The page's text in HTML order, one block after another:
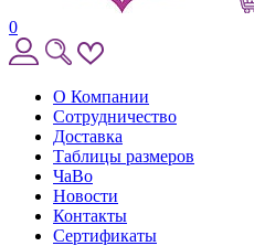
0
О Компании
Сотрудничество
Доставка
Таблицы размеров
ЧаВо
Новости
Контакты
Сертификаты